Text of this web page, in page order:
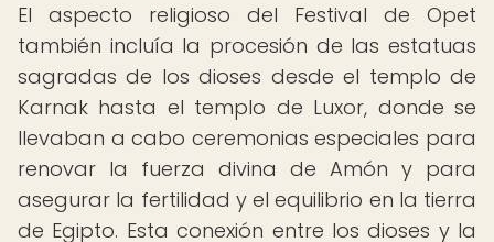
El aspecto religioso del Festival de Opet
también incluía la procesión de las estatuas
sagradas de los dioses desde el templo de
Karnak hasta el templo de Luxor, donde se
llevaban a cabo ceremonias especiales para
renovar la fuerza divina de Amón y para
asegurar la fertilidad y el equilibrio en la tierra
de Egipto. Esta conexión entre los dioses y la